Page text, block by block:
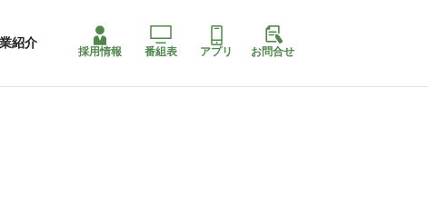
紹介
採用情報 番組表 アプリ お問合せ